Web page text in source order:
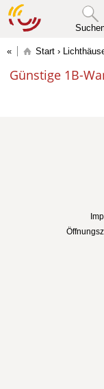
Start ›
Günstige 1B-